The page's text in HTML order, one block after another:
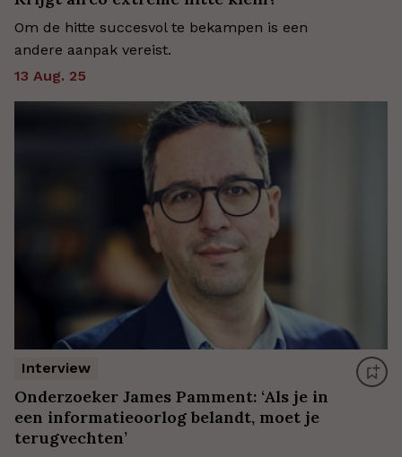
Om de hitte succesvol te bekampen is een
andere aanpak vereist.
13 Aug. 25
Interview
Onderzoeker James Pamment: ‘Als je in
een informatieoorlog belandt, moet je
terugvechten’